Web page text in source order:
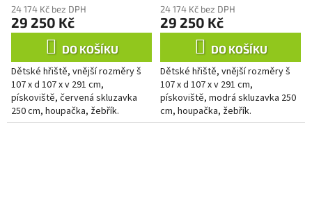
24 174 Kč bez DPH
29 250 Kč
DO KOŠÍKU
Dětské hřiště, vnější rozměry š
107 x d 107 x v 291 cm,
pískoviště, červená skluzavka
250 cm, houpačka, žebřík.
24 174 Kč bez DPH
29 250 Kč
DO KOŠÍKU
Dětské hřiště, vnější rozměry š
107 x d 107 x v 291 cm,
pískoviště, modrá skluzavka 250
cm, houpačka, žebřík.